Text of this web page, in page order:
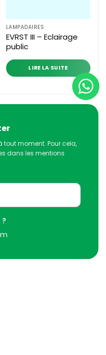
LAMPADAIRES
EVRST III – Eclairage
public
LIRE LA SUITE
tout moment. Pour cela,
dans les mentions
?